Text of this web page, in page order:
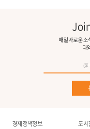
매일 새로운 소
다
경제정책정보
도서